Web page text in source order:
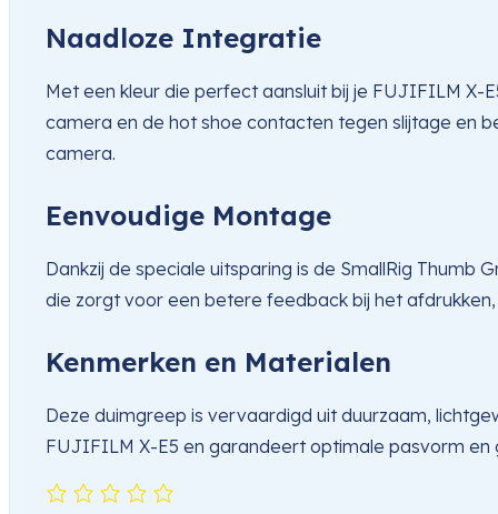
Naadloze Integratie
Met een kleur die perfect aansluit bij je FUJIFILM X-
camera en de hot shoe contacten tegen slijtage en
camera.
Eenvoudige Montage
Dankzij de speciale uitsparing is de SmallRig
die zorgt voor een betere feedback bij het
Kenmerken en Materialen
Deze duimgreep is vervaardigd uit duurzaam,
FUJIFILM X-E5 en garandeert optimale pasvorm